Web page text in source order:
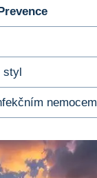
styl
nemocem